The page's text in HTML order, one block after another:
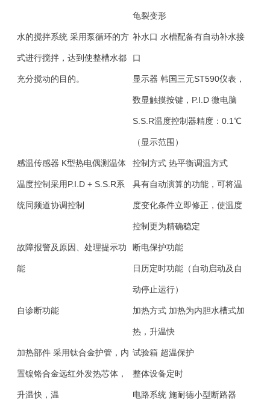
龟裂变形
水的搅拌系统 采用泵循环的方
式进行搅拌，达到使整槽水都
充分搅动的目的。
补水口 水槽配备有自动补水接
口
显示器 韩国三元ST590仪表，
数显触摸按键，P.I.D 微电脑
S.S.R温度控制器精度：0.1℃
（显示范围）
感温传感器 K型热电偶测温体 控制方式 热平衡调温方式
温度控制采用P.I.D + S.S.R系
统同频道协调控制
具有自动演算的功能，可将温
度变化条件立即修正，使温度
控制更为精确稳定
故障报警及原因、处理提示功
能
断电保护功能
日历定时功能（自动启动及自
动停止运行）
自诊断功能 加热方式 加热为内胆水槽式加
热，升温快
加热部件 采用钛合金护管，内
置镍铬合金远红外发热芯体，
升温快，温
试验箱 超温保护
整体设备定时
电路系统 施耐德小型断路器